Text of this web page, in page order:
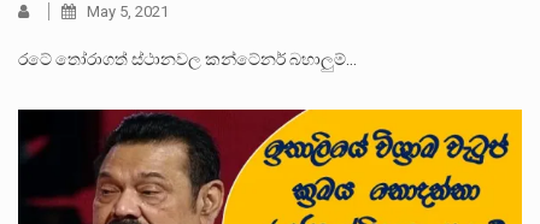
May 5, 2021
රටේ තෝරාගත් ස්ථානවල කන්ටේනර් බහාලුම්…